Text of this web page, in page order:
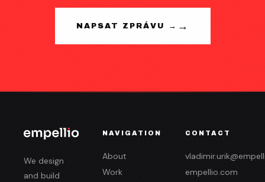
NAPSAT ZPRÁVU →
We design
and build
NAVIGATION
About
Work
CONTACT
empellio.com